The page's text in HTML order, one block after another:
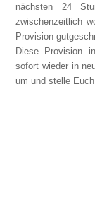
nächsten 24
zwischenzeitlich
Provision
Diese Provision
sofort wieder in
um und stelle